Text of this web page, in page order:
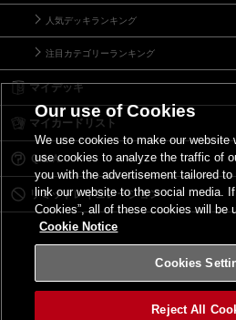
人気デッキランキング
注目カテゴリーランキング
マイデッキ
マイカードリスト
Ｑ＆Ａ
リミットレギュレーション
Our use of Cookies
We use cookies to make our website
use cookies to analyze the traffic of
you with the advertisement tailored
link our website to the social media. If
Cookies”, all of these cookies will be
Cookie Notice
Cookies
Reject All